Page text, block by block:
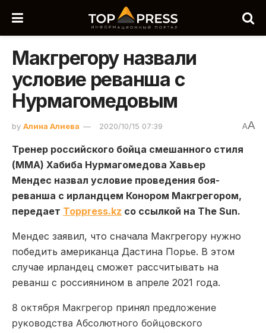
Макгрегору назвали
условие реванша с
Нурмагомедовым
by Алина Алиева 2020/10/15 07:39 AA
Тренер российского бойца смешанного стиля
(ММА) Хабиба Нурмагомедова Хавьер
Мендес назвал условие проведения боя-
реванша с ирландцем Конором Макгрегором,
передает Toppress.kz со ссылкой на The Sun.
Мендес заявил, что сначала Макгрегору нужно
победить американца Дастина Порье. В этом
случае ирландец сможет рассчитывать на
реванш с россиянином в апреле 2021 года.
8 октября Макгрегор принял предложение
руководства Абсолютного бойцовского